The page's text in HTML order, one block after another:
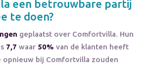
een betrouwbare partij
te doen?
geplaatst over Comfortvilla. Hun
7,7 waar 50% van de klanten heeft
opnieuw bij Comfortvilla zouden